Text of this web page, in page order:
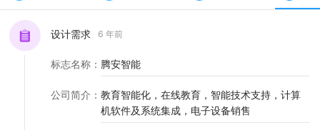
设计需求 6 年前
标志名称 ： 腾安智能
公司简介 ： 教育智能化，在线教育，智能技术支持，计算
机软件及系统集成，电子设备销售